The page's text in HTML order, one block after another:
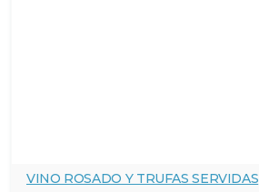
VINO ROSADO Y TRUFAS SERVIDAS